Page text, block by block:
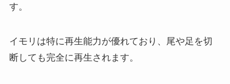
す。
イモリは特に再生能力が優れており、尾や足を切
断しても完全に再生されます。